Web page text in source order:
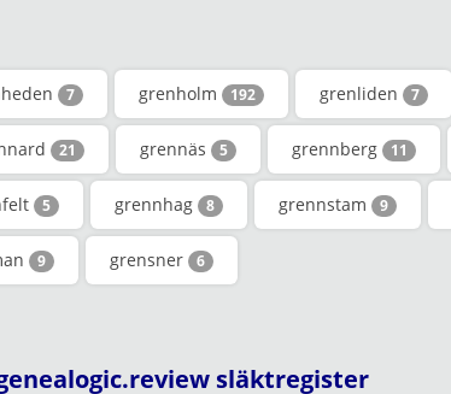
7 grenholm 192 grenliden 7
21 grennäs 5 grennberg 11
5 grennhag 8 grennstam 9
9 grensner 6
släktregister